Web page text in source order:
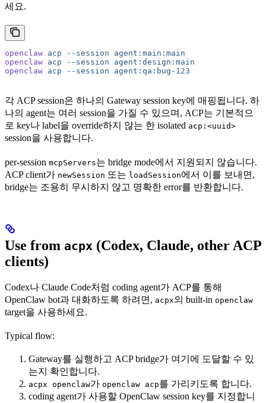
세요.
openclaw acp --session agent:main:main
openclaw acp --session agent:design:main
openclaw acp --session agent:qa:bug-123
각 ACP session은 하나의 Gateway session key에 매핑됩니다. 하
나의 agent는 여러 session을 가질 수 있으며, ACP는 기본적으
로 key나 label을 override하지 않는 한 isolated acp:<uuid>
session을 사용합니다.
per-session mcpServers는 bridge mode에서 지원되지 않습니다.
ACP client가 newSession 또는 loadSession에서 이를 보내면,
bridge는 조용히 무시하지 않고 명확한 error를 반환합니다.
Use from acpx (Codex, Claude, other ACP
clients)
Codex나 Claude Code처럼 coding agent가 ACP를 통해
OpenClaw bot과 대화하도록 하려면, acpx의 built-in openclaw
target을 사용하세요.
Typical flow:
Gateway를 실행하고 ACP bridge가 여기에 도달할 수 있
는지 확인합니다.
acpx openclaw가 openclaw acp를 가리키도록 합니다.
coding agent가 사용할 OpenClaw session key를 지정합니